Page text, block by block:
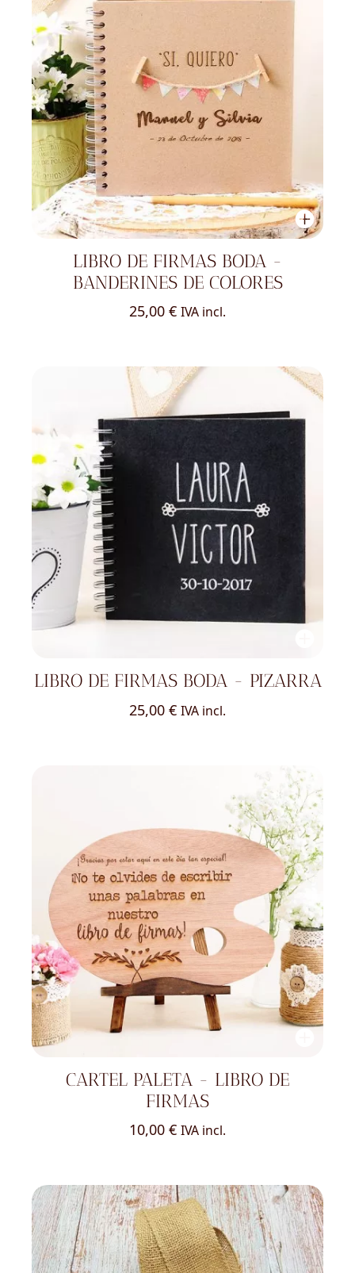
LIBRO DE FIRMAS BODA -
BANDERINES DE COLORES
25,00 € IVA incl.
LIBRO DE FIRMAS BODA - PIZARRA
25,00 € IVA incl.
CARTEL PALETA - LIBRO DE
FIRMAS
10,00 € IVA incl.